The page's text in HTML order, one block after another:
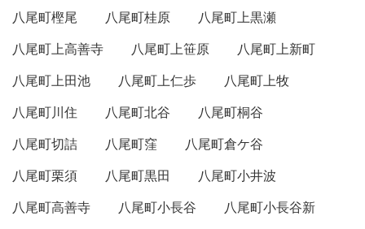
八尾町樫尾
八尾町桂原
八尾町上黒瀬
八尾町上高善寺
八尾町上笹原
八尾町上新町
八尾町上田池
八尾町上仁歩
八尾町上牧
八尾町川住
八尾町北谷
八尾町桐谷
八尾町切詰
八尾町窪
八尾町倉ケ谷
八尾町栗須
八尾町黒田
八尾町小井波
八尾町高善寺
八尾町小長谷
八尾町小長谷新